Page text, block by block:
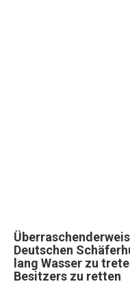
Deutschen
lang Wasser zu
Besitzers zu retten